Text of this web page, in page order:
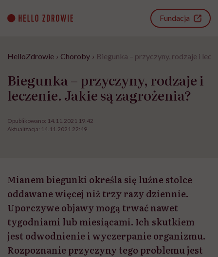
content
Fundacja
HelloZdrowie › Choroby › Biegunka – przyczyny, rodzaje i
Biegunka – przyczyny, rodzaje i
leczenie. Jakie są zagrożenia?
Opublikowano: 14.11.2021 19:42
Aktualizacja: 14.11.2021 22:49
Mianem biegunki określa się luźne stolce
oddawane więcej niż trzy razy dziennie.
Uporczywe objawy mogą trwać nawet
tygodniami lub miesiącami. Ich skutkiem
jest odwodnienie i wyczerpanie organizmu.
Rozpoznanie przyczyny tego problemu jest